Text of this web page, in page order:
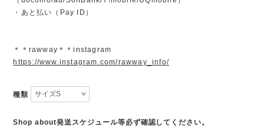
・あと払い（Pay ID）
＊＊rawway＊＊instagram
https://www.instagram.com/rawway_info/
種類
Shop about発送スケジュール等必ず確認してください。